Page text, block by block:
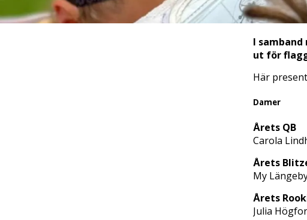
I samband
ut för
Här
Damer
Årets QB
Carola
Årets
My
Årets
Julia